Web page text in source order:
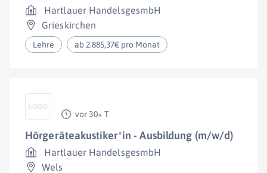
Hartlauer HandelsgesmbH
Grieskirchen
Lehre ab 2.885,37€ pro Monat
vor 30+ T
Hörgeräteakustiker*in - Ausbildung (m/w/d)
Hartlauer HandelsgesmbH
Wels